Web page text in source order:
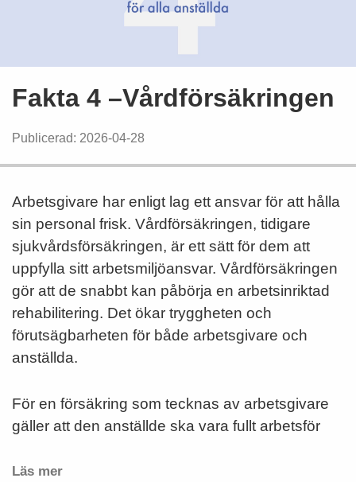
Fakta 4 –Vårdförsäkringen
Publicerad: 2026-04-28
Arbetsgivare har enligt lag ett ansvar för att hålla
sin personal frisk. Vårdförsäkringen, tidigare
sjukvårdsförsäkringen, är ett sätt för dem att
uppfylla sitt arbetsmiljöansvar. Vårdförsäkringen
gör att de snabbt kan påbörja en arbetsinriktad
rehabilitering. Det ökar tryggheten och
förutsägbarheten för både arbetsgivare och
anställda.
För en försäkring som tecknas av arbetsgivare
gäller att den anställde ska vara fullt arbetsför
Läs mer